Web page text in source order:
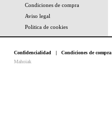
Condiciones de compra
Aviso legal
Politica de cookies
Confidencialidad | Condiciones de compra
Mahoiak